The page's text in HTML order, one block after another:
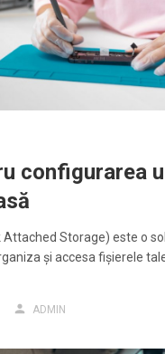
configurarea
Attached Storage) este o
și accesa fișierele
ADMIN